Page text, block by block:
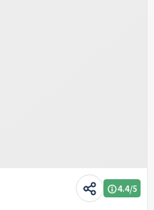
4.4/5